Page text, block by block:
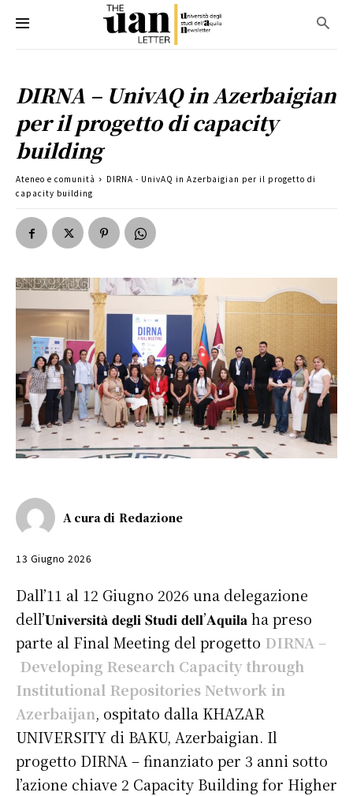
DIRNA – UnivAQ in Azerbaigian
per il progetto di capacity
building
Ateneo e comunità
DIRNA - UnivAQ in Azerbaigian per il progetto di
capacity building
A cura di Redazione
13 Giugno 2026
Dall’11 al 12 Giugno 2026 una delegazione
dell’𝐔𝐧𝐢𝐯𝐞𝐫𝐬𝐢𝐭𝐚̀ 𝐝𝐞𝐠𝐥𝐢 𝐒𝐭𝐮𝐝𝐢 𝐝𝐞𝐥𝐥’𝐀𝐪𝐮𝐢𝐥𝐚 ha preso
parte al Final Meeting del progetto DIRNA –
Developing Research Capacity through
Institutional Repositories Network in
Azerbaijan, ospitato dalla KHAZAR
UNIVERSITY di BAKU, Azerbaigian. Il
progetto DIRNA – finanziato per 3 anni sotto
l’azione chiave 2 Capacity Building for Higher